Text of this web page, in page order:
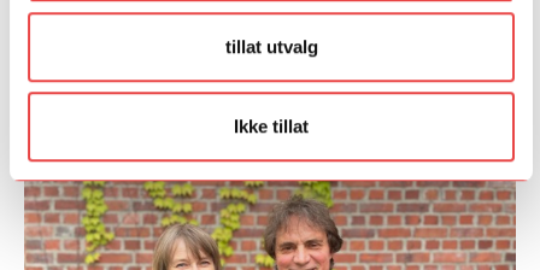
tillat utvalg
Ikke tillat